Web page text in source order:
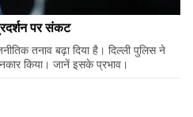
पर संकट
तनाव बढ़ा दिया है। दिल्ली पुलिस ने
किया। जानें इसके प्रभाव।